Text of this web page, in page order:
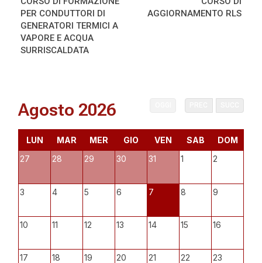
PER CONDUTTORI DI
GENERATORI TERMICI A
VAPORE E ACQUA
SURRISCALDATA
AGGIORNAMENTO RLS
Agosto 2026
LUN MAR MER GIO VEN SAB
DOM
27
28 29 30 31 1 2
3 4 5 6 7 8 9
10 11 12 13 14 15 16
17 18 19 20 21 22 23